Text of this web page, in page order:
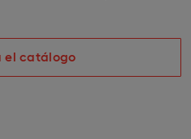
el catálogo